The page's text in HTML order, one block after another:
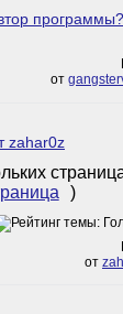
программы?
от
zahar0z
)
от